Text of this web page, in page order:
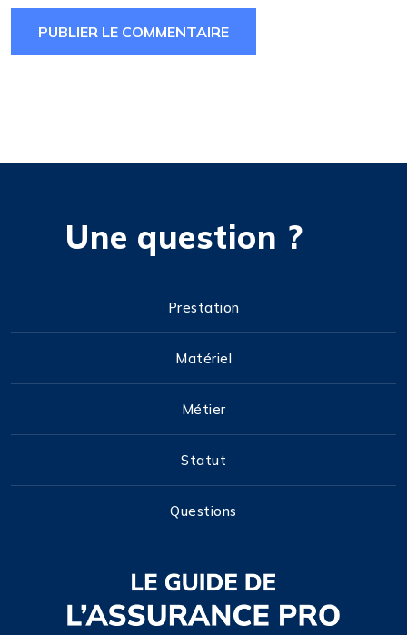
Une question ?
Prestation
Matériel
Métier
Statut
Questions